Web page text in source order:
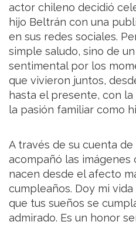
actor chileno decidió
hijo Beltrán con una
en sus redes sociales.
simple saludo, sino de
sentimental por los
que vivieron juntos,
hasta el presente, con
la pasión familiar como
A través de su cuenta de
acompañó las imágenes
nacen desde el afecto
cumpleaños. Doy mi
que tus sueños se
admirado. Es un honor